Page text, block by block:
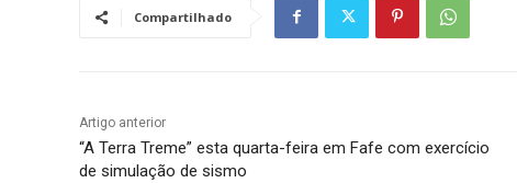
Compartilhado
Artigo anterior
“A Terra Treme” esta quarta-feira em Fafe com exercício
de simulação de sismo